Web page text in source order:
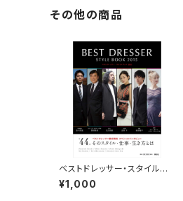
その他の商品
ベストドレッサー・スタイルブッ
ク 2015
¥1,000